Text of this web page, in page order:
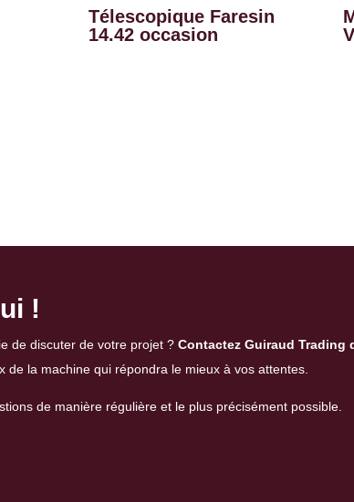
Télescopique Faresin
14.42 occasion
!
de discuter de votre projet ? Contactez Guiraud Trading
la machine qui répondra le mieux à vos attentes.
de manière régulière et le plus précisément possible.